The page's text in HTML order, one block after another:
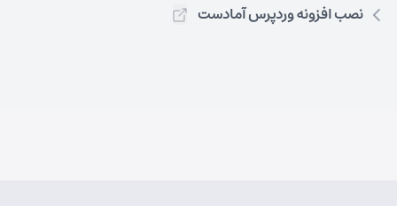
نصب افزونه وردپرس آمادست